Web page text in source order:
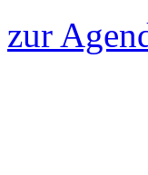
zur